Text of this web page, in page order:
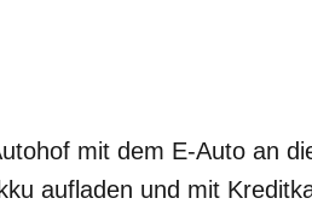
mit dem E-Auto an
aufladen und mit